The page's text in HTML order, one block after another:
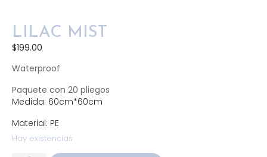
LILAC MIST
$199.00
Waterproof
Paquete con 20 pliegos
Medida: 60cm*60cm
Material: PE
Hay existencias